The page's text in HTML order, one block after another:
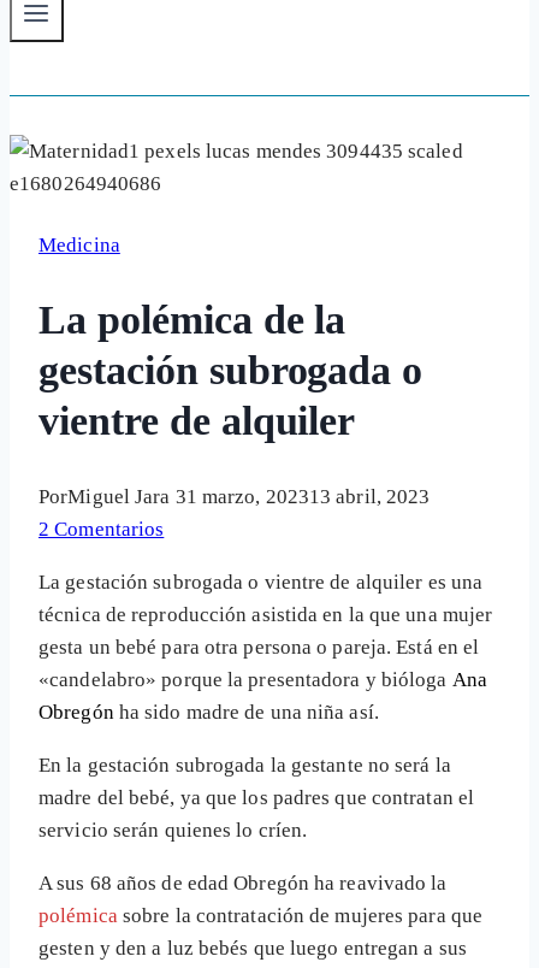
Medicina
La polémica de la
gestación subrogada o
vientre de alquiler
PorMiguel Jara 31 marzo, 202313 abril, 2023
2 Comentarios
La gestación subrogada o vientre de alquiler es una
técnica de reproducción asistida en la que una mujer
gesta un bebé para otra persona o pareja. Está en el
«candelabro» porque la presentadora y bióloga Ana
Obregónha sido madre de una niña así.
En la gestación subrogada la gestante no será la
madre del bebé, ya que los padres que contratan el
servicio serán quienes lo críen.
A sus 68 años de edad Obregón ha reavivado la
polémica sobre la contratación de mujeres para que
gesten y den a luz bebés que luego entregan a sus